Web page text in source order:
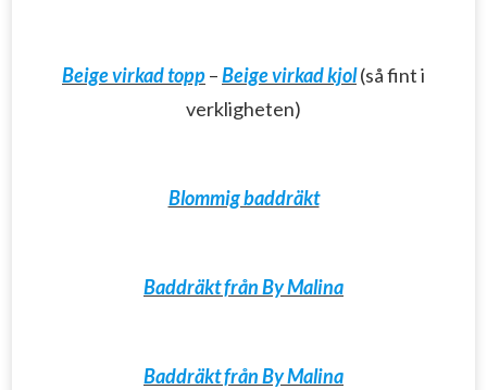
Beige virkad topp–Beige virkad kjol(så fint i
verkligheten)
Blommig baddräkt
Baddräkt från By Malina
Baddräkt från By Malina